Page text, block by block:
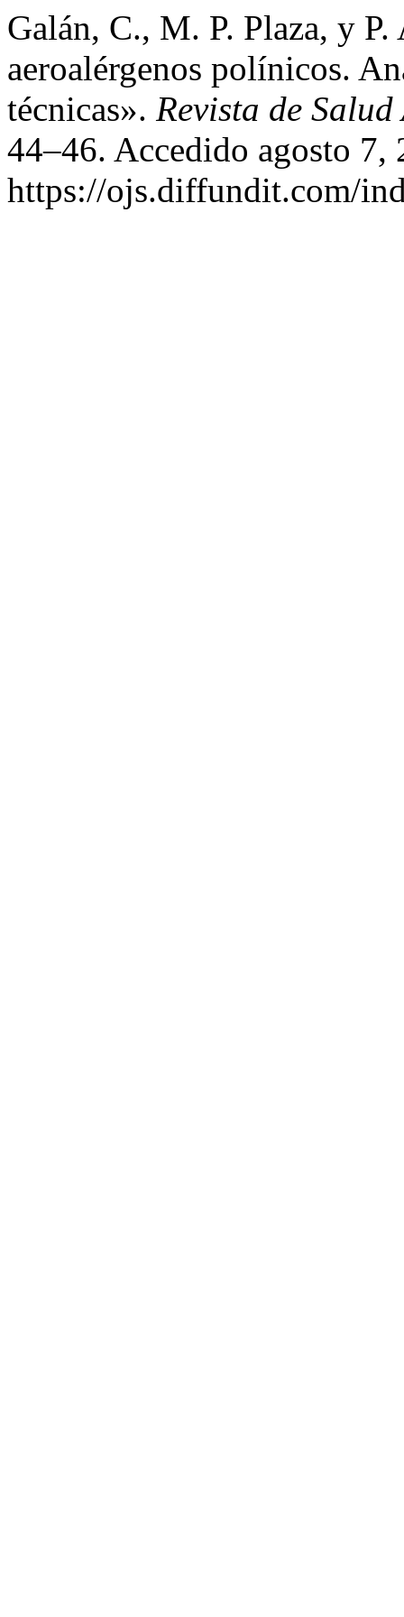
Galán, C., M. P. Plaza, y
aeroalérgenos polínicos.
técnicas». Revista de
44–46. Accedido agosto 7,
https://ojs.diffundit.com/